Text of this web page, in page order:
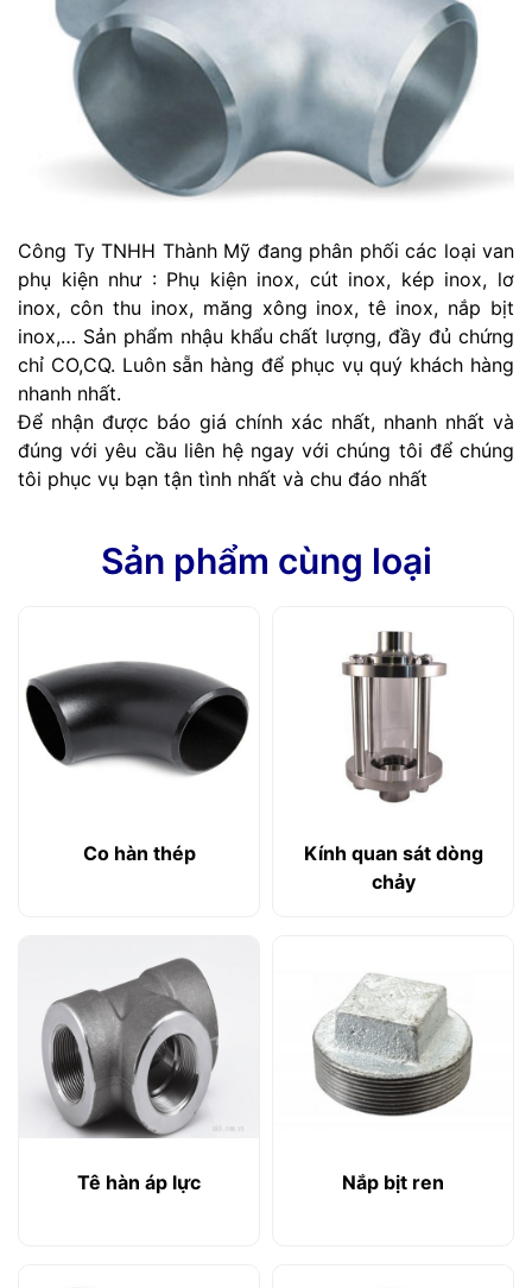
Công Ty TNHH Thành Mỹ đang phân phối các loại van
phụ kiện như : Phụ kiện inox, cút inox, kép inox, lơ
inox, côn thu inox, măng xông inox, tê inox, nắp bịt
inox,… Sản phẩm nhậu khẩu chất lượng, đầy đủ chứng
chỉ CO,CQ. Luôn sẵn hàng để phục vụ quý khách hàng
nhanh nhất.
Để nhận được báo giá chính xác nhất, nhanh nhất và
đúng với yêu cầu liên hệ ngay với chúng tôi để chúng
tôi phục vụ bạn tận tình nhất và chu đáo nhất
Sản phẩm cùng loại
Co hàn thép
Kính quan sát dòng
chảy
Tê hàn áp lực Nắp bịt ren